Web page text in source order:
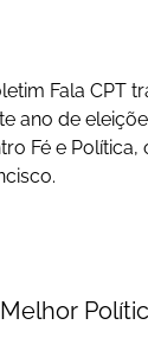
Fala CPT
ano de
Fé e